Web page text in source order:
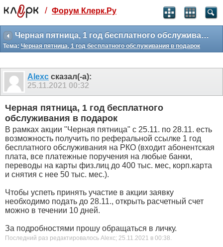
Святые угодники, Клерк без рекламы
прекрасен:)
месяц
3 месяца
259
₽
-10%
499 ₽
-15%
Отмена Оплатить
/ Форум Клерк.Ру
Черная пятница, 1 год бесплатного обслуживания в подарок
Тема: Черная пятница, 1 год бесплатного обслуживания в подарок
Alexc сказал(-а):
25.11.2021 00:32
Черная пятница, 1 год бесплатного
обслуживания в подарок
В рамках акции "Черная пятница" с 25.11. по 28.11. есть
возможность получить по реферальной ссылке 1 год
бесплатного обслуживания на РКО (входит абонентская
плата, все платежные поручения на любые банки,
переводы на карты физ.лиц до 400 тыс. мес, корп.карта
и снятия с нее 50 тыс. мес.).
Чтобы успеть принять участие в акции заявку
необходимо подать до 28.11., открыть расчетный счет
можно в течении 10 дней.
За подробностями прошу обращаться в личку.
Последний раз редактировалось Alexc; 25.11.2021 в 00:38.